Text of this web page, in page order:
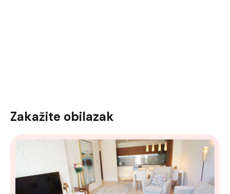
Zakažite obilazak